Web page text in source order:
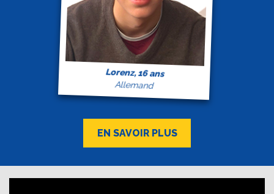
Lorenz, 16 ans
Allemand
EN SAVOIR PLUS